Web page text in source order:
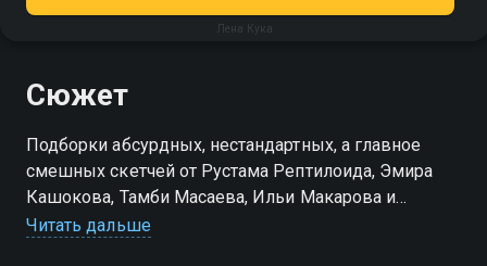
Лена Кука
Сюжет
Подборки абсурдных, нестандартных, а главное
смешных скетчей от Рустама Рептилоида, Эмира
Кашокова, Тамби Масаева, Ильи Макарова и
Алексея Щербакова. Приглашенный гость — Нурлан
Читать дальше